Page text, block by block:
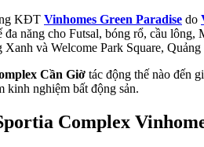
KĐT Vinhomes Green Paradise do
năng cho Futsal, bóng rổ, cầu
và Welcome Park Square,
Cần Giờ tác động thế nào đến
kinh nghiệm bất động sản.
Complex